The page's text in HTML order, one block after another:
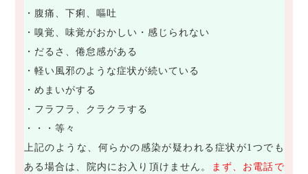
・腹痛、下痢、嘔吐
・嗅覚、味覚がおかしい・感じられない
・だるさ、倦怠感がある
・軽い風邪のような症状が続いている
・めまいがする
・フラフラ、クラクラする
・・・等々
上記のような、何らかの感染が疑われる症状が1つでも
ある場合は、院内にお入り頂けません。
まず、お電話で